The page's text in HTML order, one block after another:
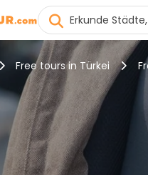
Free tours in Türkei